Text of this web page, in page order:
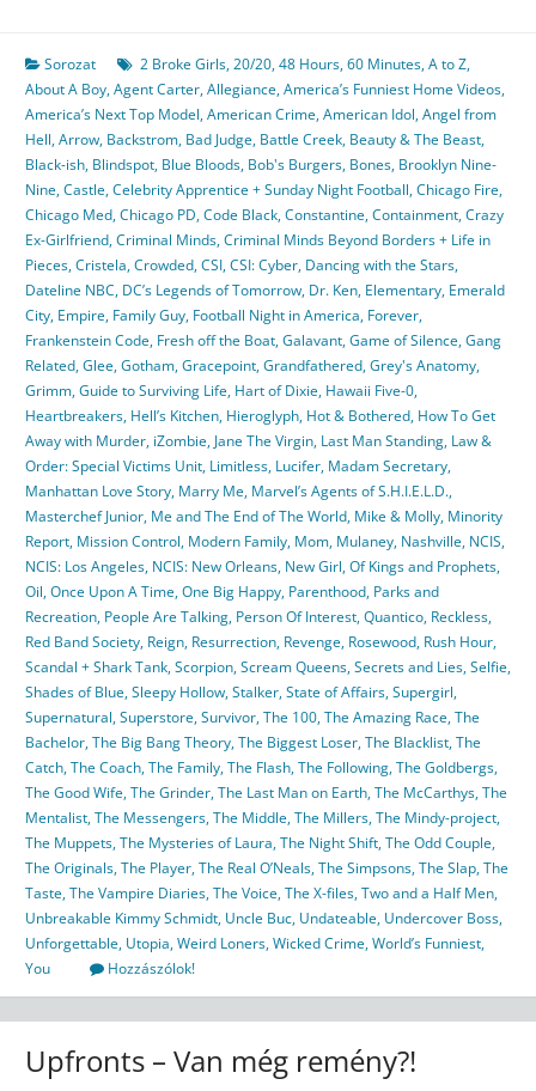
Sorozat 2 Broke Girls,20/20,48 Hours,60 Minutes,A to Z,
About A Boy,Agent Carter,Allegiance,America’s Funniest Home Videos,
America’s Next Top Model,American Crime,American Idol,Angel from
Hell,Arrow, Backstrom, Bad Judge, Battle Creek, Beauty & The Beast,
Black-ish, Blindspot, Blue Bloods, Bob's Burgers, Bones, Brooklyn Nine-
Nine,Castle,Celebrity Apprentice + Sunday Night Football,Chicago Fire,
Chicago Med,Chicago PD,Code Black,Constantine,Containment,Crazy
Ex-Girlfriend,Criminal Minds,Criminal Minds Beyond Borders + Life in
Pieces,Cristela,Crowded,CSI,CSI: Cyber, Dancing with the Stars,
Dateline NBC, DC’s Legends of Tomorrow, Dr. Ken, Elementary, Emerald
City, Empire, Family Guy, Football Night in America, Forever,
Frankenstein Code, Fresh off the Boat,Galavant,Game of Silence,Gang
Related,Glee,Gotham,Gracepoint,Grandfathered,Grey's Anatomy,
Grimm,Guide to Surviving Life, Hart of Dixie, Hawaii Five-0,
Heartbreakers, Hell’s Kitchen, Hieroglyph, Hot & Bothered, How To Get
Away with Murder, iZombie,Jane The Virgin, Last Man Standing, Law &
Order: Special Victims Unit, Limitless, Lucifer, Madam Secretary,
Manhattan Love Story, Marry Me, Marvel’s Agents of S.H.I.E.L.D.,
Masterchef Junior, Me and The End of The World, Mike & Molly, Minority
Report, Mission Control, Modern Family, Mom, Mulaney, Nashville, NCIS,
NCIS: Los Angeles, NCIS: New Orleans, New Girl,Of Kings and Prophets,
Oil,Once Upon A Time,One Big Happy, Parenthood, Parks and
Recreation, People Are Talking, Person Of Interest,Quantico, Reckless,
Red Band Society, Reign, Resurrection, Revenge, Rosewood, Rush Hour,
Scandal + Shark Tank,Scorpion,Scream Queens,Secrets and Lies,Selfie,
Shades of Blue,Sleepy Hollow,Stalker,State of Affairs,Supergirl,
Supernatural,Superstore,Survivor,The 100,The Amazing Race,The
Bachelor,The Big Bang Theory,The Biggest Loser,The Blacklist,The
Catch,The Coach,The Family,The Flash,The Following,The Goldbergs,
The Good Wife,The Grinder,The Last Man on Earth,The McCarthys,The
Mentalist,The Messengers,The Middle,The Millers,The Mindy-project,
The Muppets,The Mysteries of Laura,The Night Shift,The Odd Couple,
The Originals,The Player,The Real O’Neals,The Simpsons,The Slap,The
Taste,The Vampire Diaries,The Voice,The X-files,Two and a Half Men,
Unbreakable Kimmy Schmidt, Uncle Buc, Undateable, Undercover Boss,
Unforgettable, Utopia,Weird Loners,Wicked Crime,World’s Funniest,
You
Hozzászólok!
Upfronts – Van még remény?!